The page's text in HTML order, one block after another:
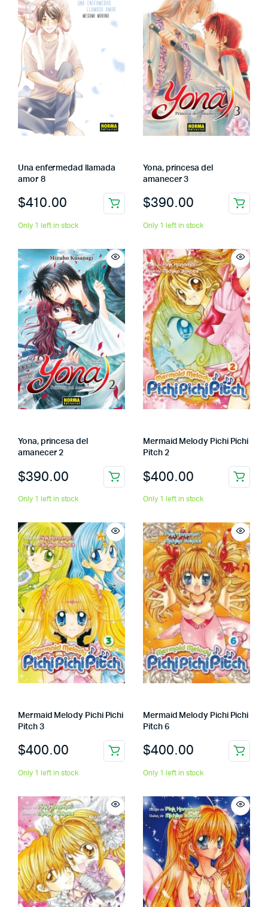
Una enfermedad llamada
amor 8
$410.00
Only 1 left in stock
Yona, princesa del
amanecer 3
$390.00
Only 1 left in stock
Yona, princesa del
amanecer 2
$390.00
Only 1 left in stock
Mermaid Melody Pichi Pichi
Pitch 2
$400.00
Only 1 left in stock
Mermaid Melody Pichi Pichi
Pitch 3
$400.00
Only 1 left in stock
Mermaid Melody Pichi Pichi
Pitch 6
$400.00
Only 1 left in stock